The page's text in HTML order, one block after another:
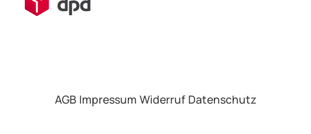
AGB Impressum Widerruf Datenschutz